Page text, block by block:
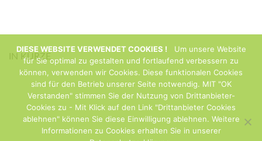
IN KÜRZE
DIESE WEBSITE VERWENDET COOKIES ! Um unsere Website
für Sie optimal zu gestalten und fortlaufend verbessern zu
können, verwenden wir Cookies. Diese funktionalen Cookies
sind für den Betrieb unserer Seite notwendig. MIT "OK
Verstanden" stimmen Sie der Nutzung von Drittanbieter-
Cookies zu - Mit Klick auf den Link "Drittanbieter Cookies
ablehnen" können Sie diese Einwilligung ablehnen. Weitere
Informationen zu Cookies erhalten Sie in unserer